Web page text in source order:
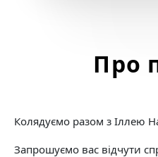
Про
Колядуємо разом з Іллею
Запрошуємо вас відчути